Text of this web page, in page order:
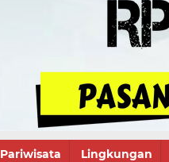
Pariwisata Lingkungan